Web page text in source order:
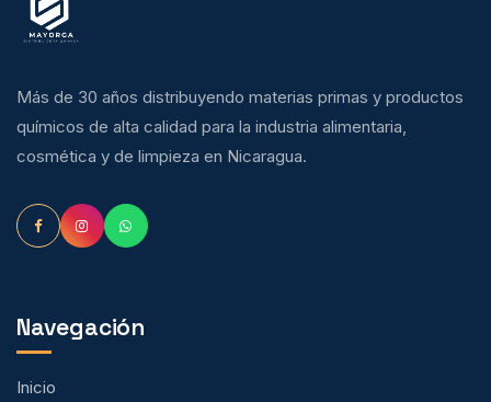
Más de 30 años distribuyendo materias primas y productos
químicos de alta calidad para la industria alimentaria,
cosmética y de limpieza en Nicaragua.
Navegación
Inicio